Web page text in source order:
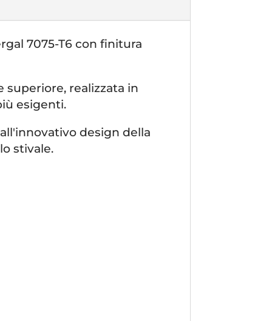
7075-T6 con finitura
superiore, realizzata in
esigenti.
design della
stivale.